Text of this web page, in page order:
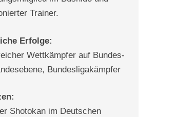
Trainer.
Erfolge:
Wettkämpfer auf Bundes-
Bundesligakämpfer
Shotokan im Deutschen